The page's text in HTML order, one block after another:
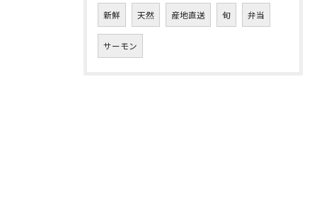
新鮮 天然 産地直送 旬 弁当
サーモン